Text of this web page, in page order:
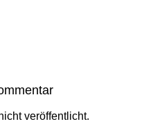
veröffentlicht.